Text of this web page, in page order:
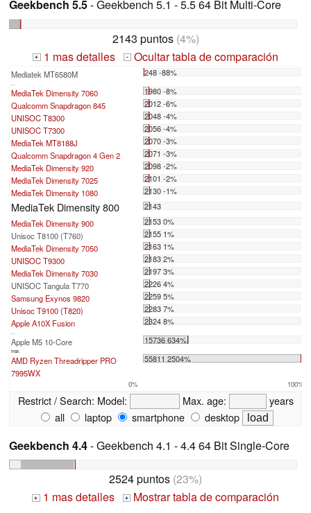
Geekbench 5.5- Geekbench 5.1 - 5.5 64 Bit Multi-Core
2143 puntos(4%)
+ 1 mas detalles - Ocultar tabla de comparación
Mediatek MT6580M 248 -88%
MediaTek Dimensity 7060
1980 -8%
Qualcomm Snapdragon 845
2012 -6%
UNISOC T8300
2048 -4%
UNISOC T7300
2056 -4%
MediaTek MT8188J
2070 -3%
Qualcomm Snapdragon 4 Gen 2
2071 -3%
MediaTek Dimensity 920
2098 -2%
MediaTek Dimensity 7025
2101 -2%
MediaTek Dimensity 1080
2130 -1%
MediaTek Dimensity 800
2143
MediaTek Dimensity 900
2153 0%
Unisoc T8100 (T760)
2155 1%
MediaTek Dimensity 7050
2163 1%
UNISOC T9300
2183 2%
MediaTek Dimensity 7030
2197 3%
UNISOC Tangula T770
2226 4%
Samsung Exynos 9820
2259 5%
Unisoc T9100 (T820)
2283 7%
Apple A10X Fusion
2324 8%
Apple M5 10-Core 15736 634%
max:
AMD Ryzen Threadripper PRO
7995WX
55811 2504%
0% 100%
Restrict / Search: Model: Max. age:
years
all
laptop smartphone desktop
Geekbench 4.4- Geekbench 4.1 - 4.4 64 Bit Single-Core
2524 puntos (23%)
+ 1 mas detalles + Mostrar tabla de comparación